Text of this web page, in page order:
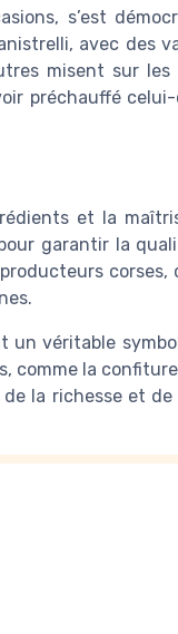
s’est
avec des
misent sur
préchauffé
et la
garantir la
corses,
un véritable
comme la
la richesse et